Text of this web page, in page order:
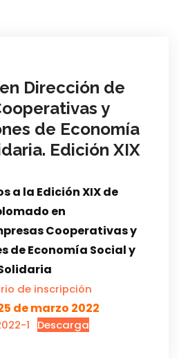
Dirección de
y
de Economía
Edición XIX
a la Edición XIX de
en
Cooperativas y
de Economía Social y
de inscripción
de marzo 2022
1 Descarga